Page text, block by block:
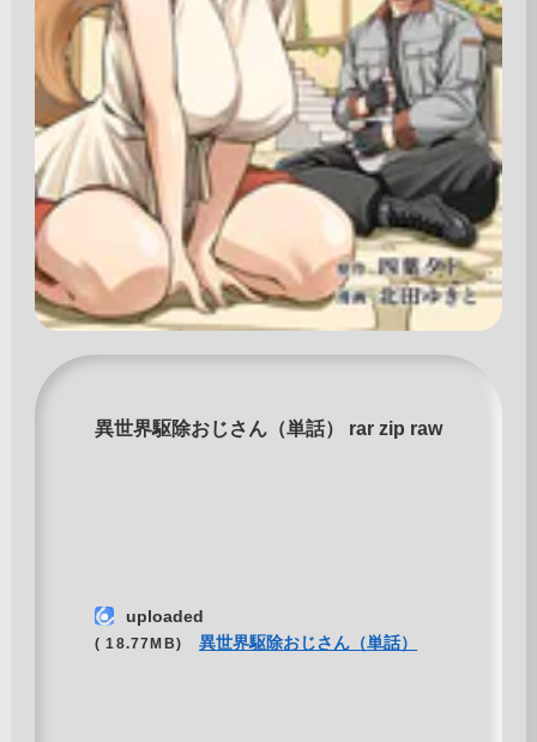
異世界駆除おじさん（単話） rar zip raw
uploaded
( 18.77MB) 異世界駆除おじさん（単話）